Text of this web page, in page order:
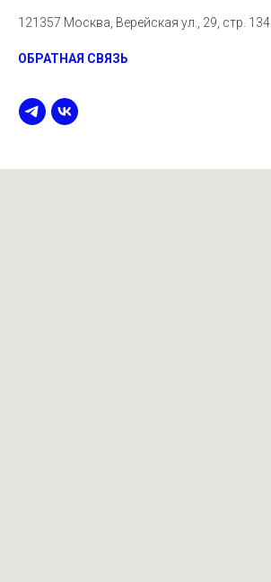
121357 Москва, Верейская ул., 29, стр. 134
ОБРАТНАЯ СВЯЗЬ